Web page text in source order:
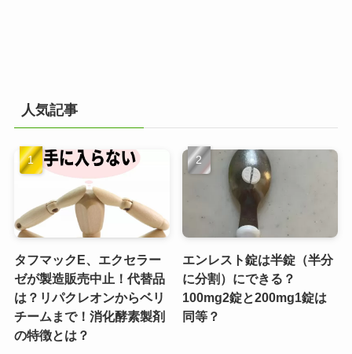
人気記事
タフマックE、エクセラー
ゼが製造販売中止！代替品
は？リパクレオンからベリ
チームまで！消化酵素製剤
の特徴とは？
エンレスト錠は半錠（半分
に分割）にできる？
100mg2錠と200mg1錠は
同等？